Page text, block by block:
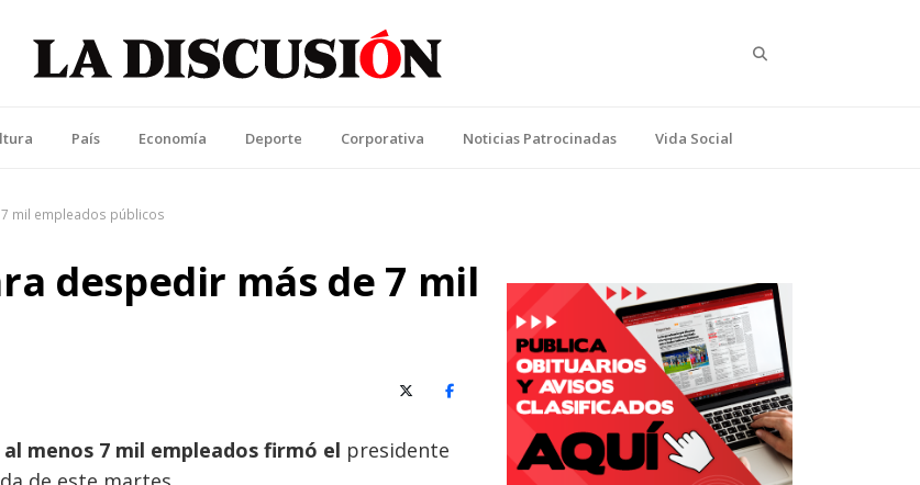
País Economía Deporte Corporativa Noticias Patrocinadas Vida Social
mil empleados públicos
despedir más de 7 mil
X (Twitter)Facebook
al menos 7 mil empleados firmó el presidente